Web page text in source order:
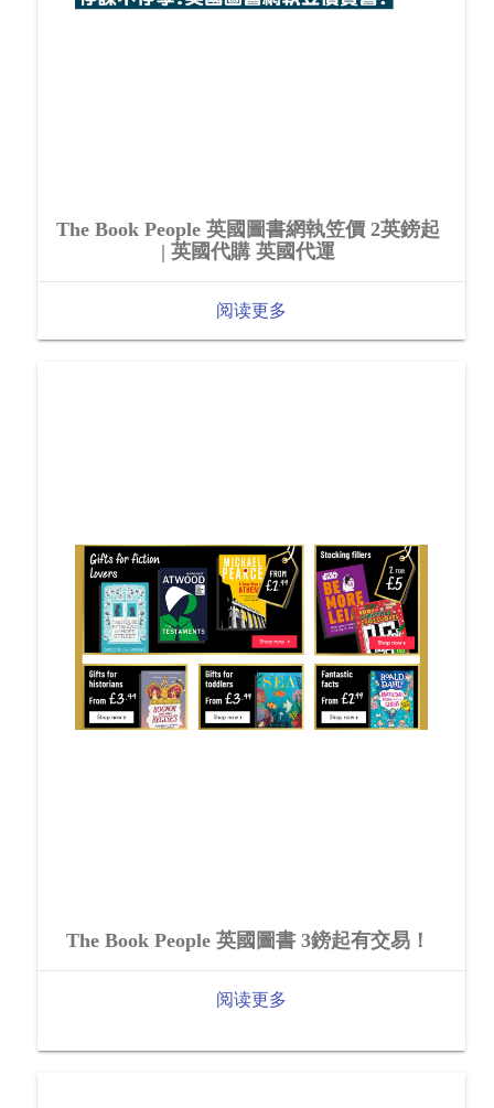
The Book People 英國圖書網執笠價 2英鎊起
| 英國代購 英國代運
阅读更多
The Book People 英國圖書 3鎊起有交易！
阅读更多